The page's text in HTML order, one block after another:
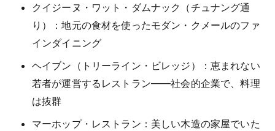
クイジーヌ・ワット・ダムナック（チュナング通
り）：地元の食材を使ったモダン・クメールのファ
インダイニング
ヘイブン（トリーライン・ビレッジ）：恵まれない
若者が運営するレストラン——社会的企業で、料理
は抜群
マーホップ・レストラン：美しい木造の家屋でいた